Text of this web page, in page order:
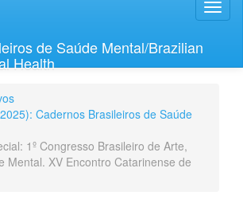
de Saúde Mental/Brazilian
Health
Cadernos Brasileiros de Saúde
1º Congresso Brasileiro de Arte,
Mental. XV Encontro Catarinense de